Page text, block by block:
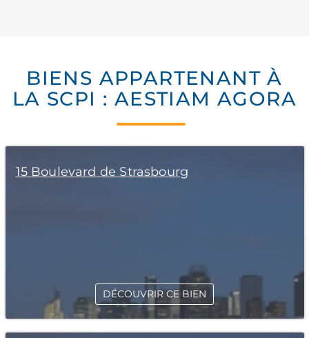
BIENS APPARTENANT À
LA SCPI : AESTIAM AGORA
15 Boulevard de Strasbourg
DÉCOUVRIR CE BIEN